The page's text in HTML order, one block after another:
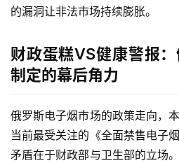
的漏洞让非法市场持续膨胀。
财政蛋糕VS健康警报
制定的幕后角力
俄罗斯电子烟市场的政策走向，
当前最受关注的《全面禁售电子
矛盾在于财政部与卫生部的立场